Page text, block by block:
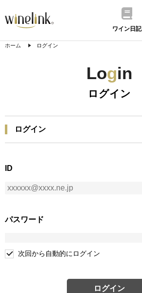
ワイン日記
ホーム ログイン
Login
ログイン
ログイン
ID
パスワード
次回から自動的にログイン
ログイン